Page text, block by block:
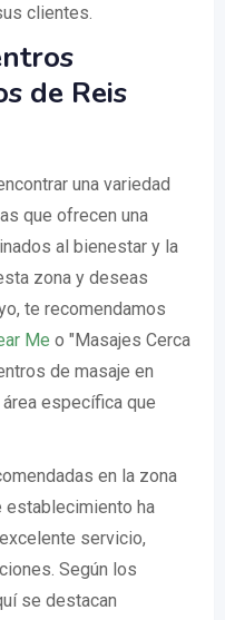
clientes.
de Reis
una variedad
que ofrecen una
al bienestar y la
zona y deseas
te recomendamos
Me o "Masajes Cerca
de masaje en
específica que
en la zona
establecimiento ha
servicio,
Según los
se destacan